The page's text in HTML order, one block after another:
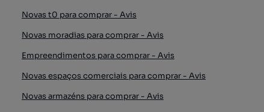
Novas t0 para comprar - Avis
Novas moradias para comprar - Avis
Empreendimentos para comprar - Avis
Novas espaços comerciais para comprar - Avis
Novas armazéns para comprar - Avis